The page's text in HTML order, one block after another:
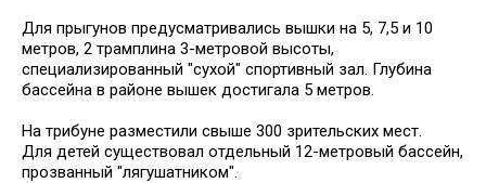
Для прыгунов предусматривались вышки на 5, 7,5 и 10
метров, 2 трамплина 3-метровой высоты,
специализированный "сухой" спортивный зал. Глубина
бассейна в районе вышек достигала 5 метров.
На трибуне разместили свыше 300 зрительских мест.
Для детей существовал отдельный 12-метровый бассейн,
прозванный "лягушатником".